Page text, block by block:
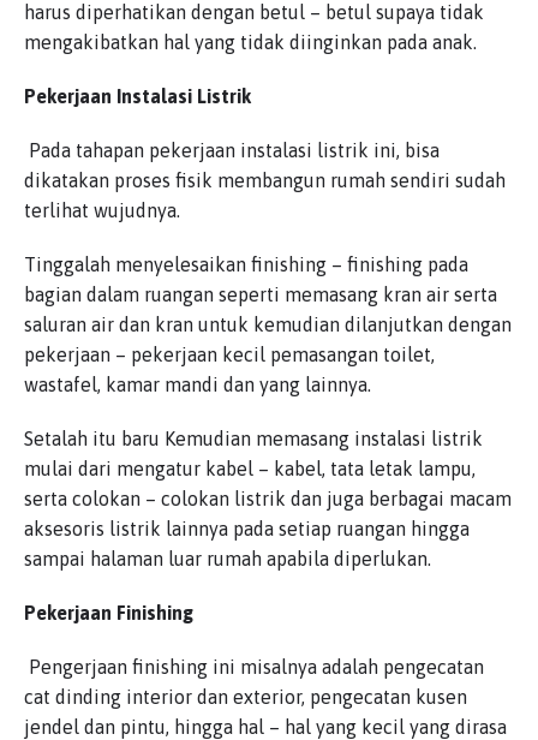
harus diperhatikan dengan betul – betul supaya tidak
mengakibatkan hal yang tidak diinginkan pada anak.
Pekerjaan Instalasi Listrik
Pada tahapan pekerjaan instalasi listrik ini, bisa
dikatakan proses fisik membangun rumah sendiri sudah
terlihat wujudnya.
Tinggalah menyelesaikan finishing – finishing pada
bagian dalam ruangan seperti memasang kran air serta
saluran air dan kran untuk kemudian dilanjutkan dengan
pekerjaan – pekerjaan kecil pemasangan toilet,
wastafel, kamar mandi dan yang lainnya.
Setalah itu baru Kemudian memasang instalasi listrik
mulai dari mengatur kabel – kabel, tata letak lampu,
serta colokan – colokan listrik dan juga berbagai macam
aksesoris listrik lainnya pada setiap ruangan hingga
sampai halaman luar rumah apabila diperlukan.
Pekerjaan Finishing
Pengerjaan finishing ini misalnya adalah pengecatan
cat dinding interior dan exterior, pengecatan kusen
jendel dan pintu, hingga hal – hal yang kecil yang dirasa